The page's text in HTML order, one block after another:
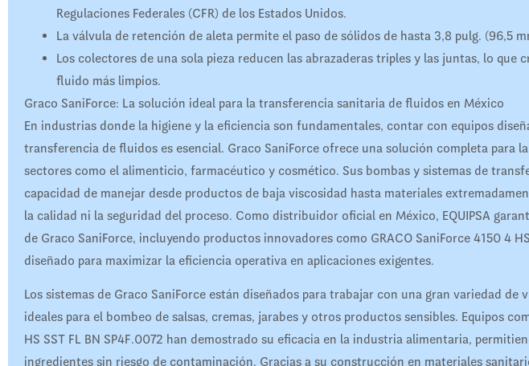
Regulaciones Federales (CFR) de los Estados Unidos.
La válvula de retención de aleta permite el paso de sólidos de hasta 3,8 pulg. (96,5
Los colectores de una sola pieza reducen las abrazaderas triples y las juntas, lo que
fluido más limpios.
Graco SaniForce: La solución ideal para la transferencia sanitaria de fluidos en México
En industrias donde la higiene y la eficiencia son fundamentales, contar con equipos
transferencia de fluidos es esencial. Graco SaniForce ofrece una solución completa para
sectores como el alimenticio, farmacéutico y cosmético. Sus bombas y sistemas de
capacidad de manejar desde productos de baja viscosidad hasta materiales
la calidad ni la seguridad del proceso. Como distribuidor oficial en México, EQUIPSA
de Graco SaniForce, incluyendo productos innovadores como GRACO SaniForce 4150 4
diseñado para maximizar la eficiencia operativa en aplicaciones exigentes.
Los sistemas de Graco SaniForce están diseñados para trabajar con una gran variedad de
ideales para el bombeo de salsas, cremas, jarabes y otros productos sensibles. Equipos
HS SST FL BN SP4F.0072 han demostrado su eficacia en la industria alimentaria,
ingredientes sin riesgo de contaminación. Gracias a su construcción en materiales